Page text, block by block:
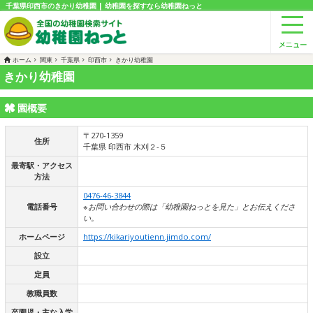
千葉県印西市のきかり幼稚園 | 幼稚園を探すなら幼稚園ねっと
ホーム 関東 千葉県 印西市 きかり幼稚園
きかり幼稚園
園概要
住所
〒270-1359
千葉県 印西市 木刈２-５
最寄駅・アクセス
方法
電話番号
0476-46-3844
※お問い合わせの際は「幼稚園ねっとを見た」とお伝えくださ
い。
ホームページ
https://kikariyoutienn.jimdo.com/
設立
定員
教職員数